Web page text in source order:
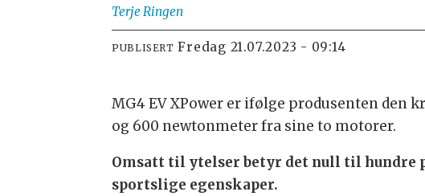
Terje Ringen
PUBLISERT fredag 21.07.2023 - 09:14
MG4 EV XPower er ifølge produsenten den
og 600 newtonmeter fra sine to motorer.
Omsatt til ytelser betyr det null til hundre
sportslige egenskaper.